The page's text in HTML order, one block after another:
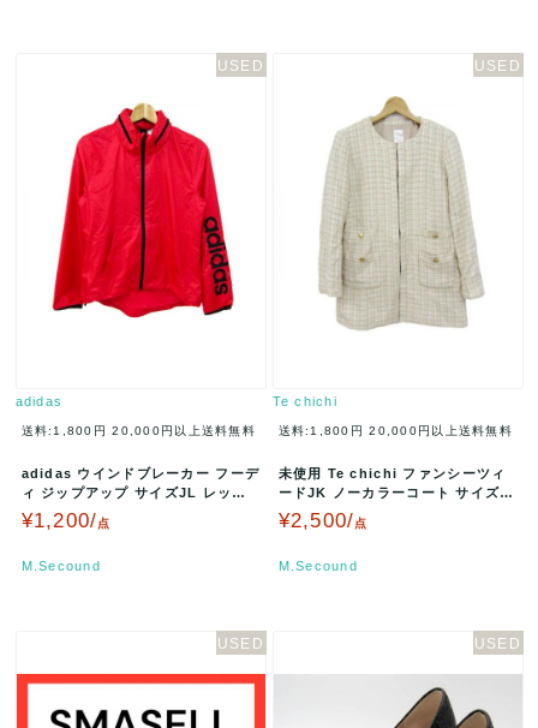
adidas
送料:1,800円 20,000円以上送料無料
adidas ウインドブレーカー フーデ
ィ ジップアップ サイズJL レッド
AWV002 A002…
¥1,200/点
M.Secound
Te chichi
送料:1,800円 20,000円以上送料無料
未使用 Te chichi ファンシーツィ
ードJK ノーカラーコート サイズL
ベージュ 1301…
¥2,500/点
M.Secound